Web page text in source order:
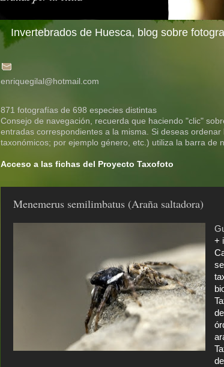
Invertebrados de Huesca, blog sobre
enriquegilal@hotmail.com
871 fotografías de 698 especies distintas
Consejo de navegación, recuerda que haciendo "clic"
entradas correspondientes a la misma. Si deseas
taxonómicos; por ejemplo género, etc.) utiliza la barra de
Acceso a las fichas del Proyecto Taxofoto
Menemerus semilimbatus (Araña saltadora)
+